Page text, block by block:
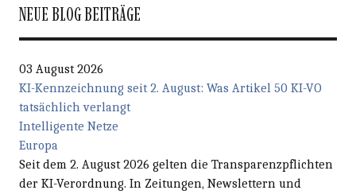
NEUE BLOG BEITRÄGE
03 August 2026
KI-Kennzeichnung seit 2. August: Was Artikel 50 KI-VO
tatsächlich verlangt
Intelligente Netze
Europa
Seit dem 2. August 2026 gelten die Transparenzpflichten
der KI-Verordnung. In Zeitungen, Newslettern und